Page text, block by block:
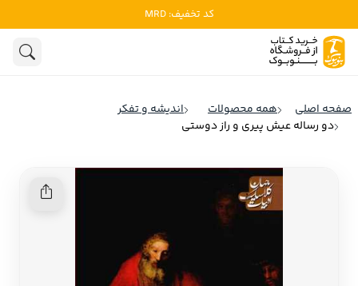
کد تخفیف: MRD
ادبیات
روانشناسی
تاریخ و سیاست
ادبیات آمریکا
ادبیات روسیه
ادبیات آمریکای لاتین
صفحه اصلی همه محصولات
اندیشه و تفکر
دو رساله عیش پیری و راز دوستی